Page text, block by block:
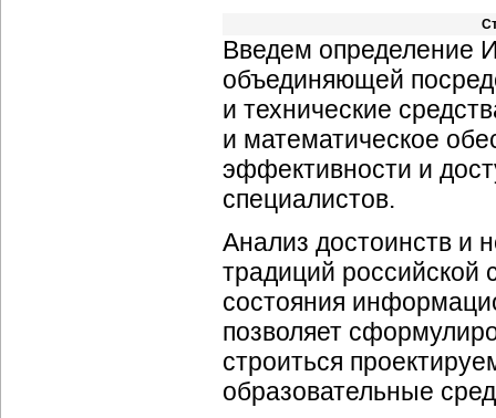
Введем определение
объединяющей
и технические
и математическое
эффективности и
специалистов.
Анализ достоинств и
традиций российской
состояния
позволяет
строиться
образовательные